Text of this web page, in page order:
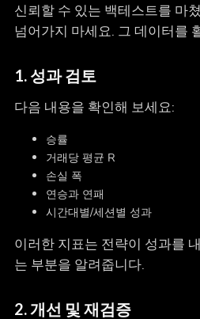
신뢰할 수 있는 백테스트를 마
넘어가지 마세요. 그 데이터를
1. 성과 검토
다음 내용을 확인해 보세요:
승률
거래당 평균 R
손실 폭
연승과 연패
시간대별/세션별 성과
이러한 지표는 전략이 성과를
는 부분을 알려줍니다.
2. 개선 및 재검증